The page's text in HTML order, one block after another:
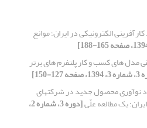
الکترونیکی در ایران؛ موانع
مدل های کسب و کار پلتفرم های برتر
150]
نوآوری محصول جدید در شرکتهای
یک مطالعه علّی [دوره 3، شماره 2،